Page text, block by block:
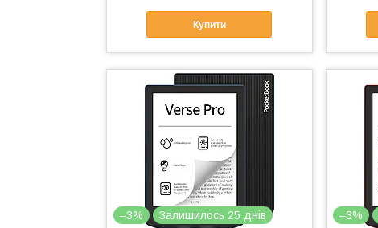
Купити
–3% Залишилось 25 днів –3%